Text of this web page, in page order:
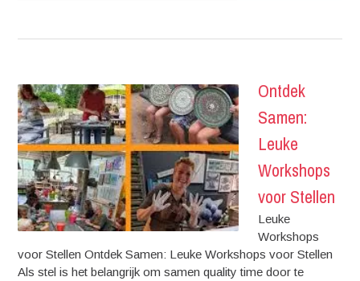
Ontdek
Samen:
Leuke
Workshops
voor Stellen
Leuke
Workshops
voor Stellen Ontdek Samen: Leuke Workshops voor Stellen
Als stel is het belangrijk om samen quality time door te